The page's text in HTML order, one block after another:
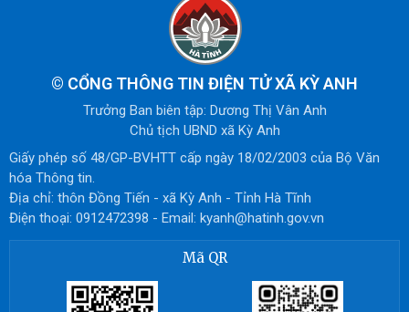
© CỔNG THÔNG TIN ĐIỆN TỬ XÃ KỲ ANH
Trưởng Ban biên tập: Dương Thị Vân Anh
Chủ tịch UBND xã Kỳ Anh
Giấy phép số 48/GP-BVHTT cấp ngày 18/02/2003 của Bộ Văn
hóa Thông tin.
Địa chỉ: thôn Đồng Tiến - xã Kỳ Anh - Tỉnh Hà Tĩnh
Điện thoại: 0912472398 - Email: kyanh@hatinh.gov.vn
Mã QR